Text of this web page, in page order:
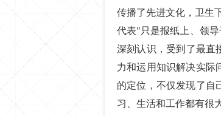
传播了先进文化，卫生
代表"只是报纸上、领
深刻认识，受到了最直
力和运用知识解决实际
的定位，不仅发现了自
习、生活和工作都有很